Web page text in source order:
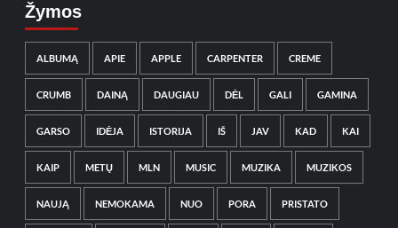
Žymos
ALBUMĄ APIE APPLE CARPENTER CREME
CRUMB DAINĄ DAUGIAU DĖL GALI GAMINA
GARSO IDĖJA ISTORIJA IŠ JAV KAD KAI
KAIP METŲ MLN MUSIC MUZIKA MUZIKOS
NAUJĄ NEMOKAMA NUO PORA PRISTATO